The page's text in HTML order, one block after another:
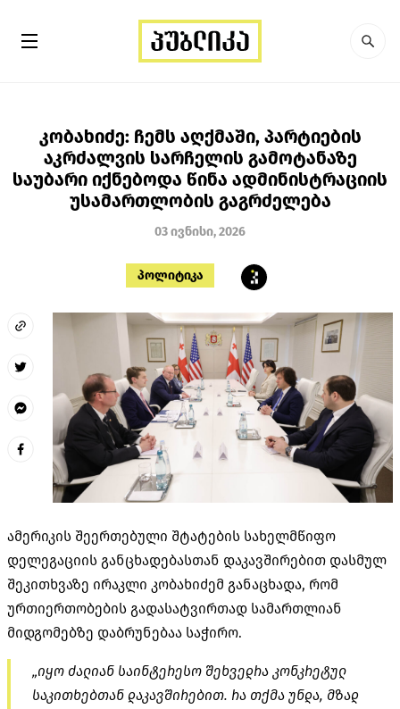
კობახიძე: ჩემს აღქმაში, პარტიების
აკრძალვის სარჩელის გამოტანაზე
საუბარი იქნებოდა წინა ადმინისტრაციის
უსამართლობის გაგრძელება
03 ივნისი, 2026
პოლიტიკა
ამერიკის შეერთებული შტატების სახელმწიფო
დელეგაციის განცხადებასთან დაკავშირებით დასმულ
შეკითხვაზე ირაკლი კობახიძემ განაცხადა, რომ
ურთიერთობების გადასატვირთად სამართლიან
მიდგომებზე დაბრუნებაა საჭირო.
„იყო ძალიან საინტერესო შეხვედრა კონკრეტულ
საკითხებთან დაკავშირებით. რა თქმა უნდა, მზად